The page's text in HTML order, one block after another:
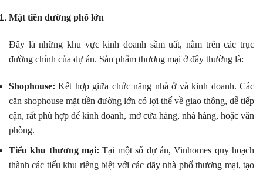
Mặt tiền đường phố lớn
Đây là những khu vực kinh doanh sầm uất, nằm trên các trục
đường chính của dự án. Sản phẩm thương mại ở đây thường là:
Shophouse: Kết hợp giữa chức năng nhà ở và kinh doanh. Các
căn shophouse mặt tiền đường lớn có lợi thế về giao thông, dễ tiếp
cận, rất phù hợp để kinh doanh, mở cửa hàng, nhà hàng, hoặc văn
phòng.
Tiểu khu thương mại: Tại một số dự án, Vinhomes quy hoạch
thành các tiểu khu riêng biệt với các dãy nhà phố thương mại, tạo